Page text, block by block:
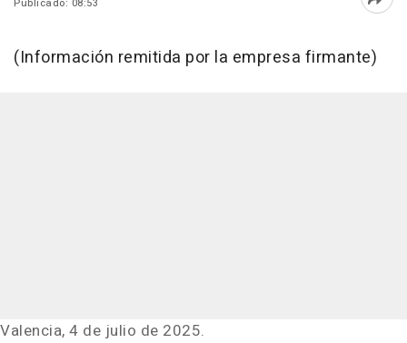
(Información remitida por la empresa firmante)
Valencia, 4 de julio de 2025.